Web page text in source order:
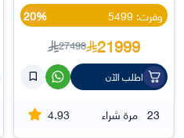
وفرت: 5499
20%
21999
27498
اطلب الآن
23 مرة شراء 4.93